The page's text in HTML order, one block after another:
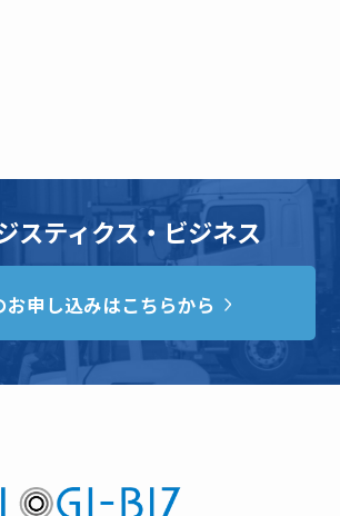
スティクス・ビジネス
お申し込みはこちらから